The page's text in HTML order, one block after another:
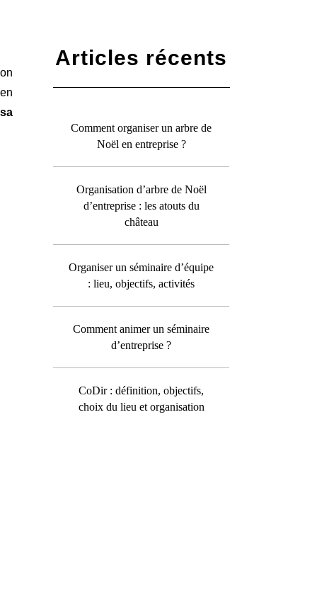
Articles récents
Comment organiser un arbre de
Noël en entreprise ?
Organisation d’arbre de Noël
d’entreprise : les atouts du
château
Organiser un séminaire d’équipe
: lieu, objectifs, activités
Comment animer un séminaire
d’entreprise ?
CoDir : définition, objectifs,
choix du lieu et organisation